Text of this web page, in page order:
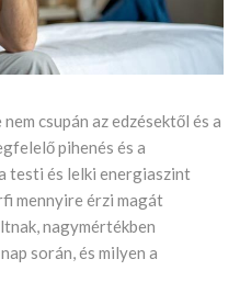
csupán az edzésektől és a
pihenés és a
testi és lelki energiaszint
mennyire érzi magát
nagymértékben
során, és milyen a